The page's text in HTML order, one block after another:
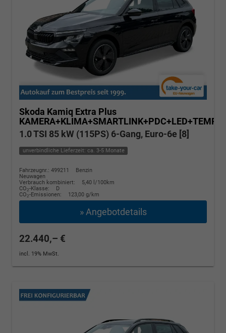
Skoda Kamiq Extra Plus
1.0 TSI 85 kW (115PS) 6-Gang, Euro-6e [8]
unverbindliche Lieferzeit: ca. 3-5 Monate
Fahrzeugnr.: 499211
Benzin
Neuwagen
Verbrauch kombiniert:
5,40 l/100km
CO2-Klasse:
D
CO2-Emissionen: 123,00 g/km
» Angebotdetails
22.440,– €
incl. 19% MwSt.